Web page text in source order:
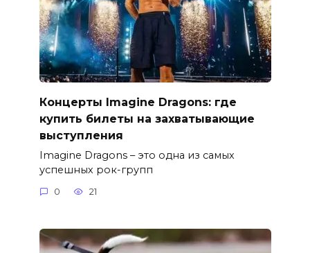
Концерты Imagine Dragons: где
купить билеты на захватывающие
выступления
Imagine Dragons – это одна из самых
успешных рок-групп
0 21